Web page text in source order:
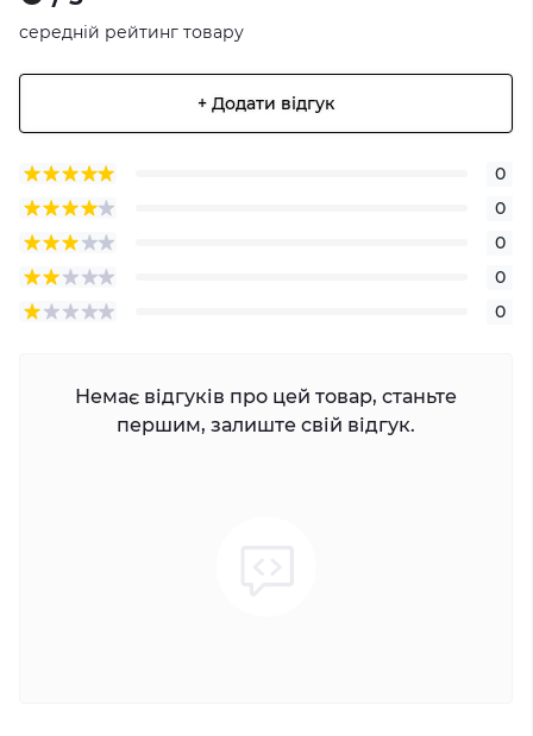
середній рейтинг товару
+ Додати відгук
0
0
0
0
0
Немає відгуків про цей товар, станьте
першим, залиште свій відгук.